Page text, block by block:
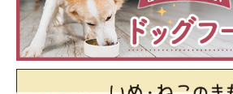
お話を伺った先生／獣医師。博士（獣医
部動物科学科（動物行動学研究室）教授
参考／「いぬのきもち」2021年５月号『